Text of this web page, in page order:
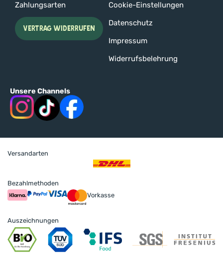
Zahlungsarten
VERTRAG WIDERRUFEN
Cookie-Einstellungen
Datenschutz
Impressum
Widerrufsbelehrung
Unsere Channels
Versandarten
Bezahlmethoden
Vorkasse
Auszeichnungen